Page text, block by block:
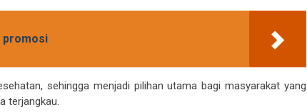
promosi
sehingga menjadi pilihan utama bagi masyarakat yang
terjangkau.